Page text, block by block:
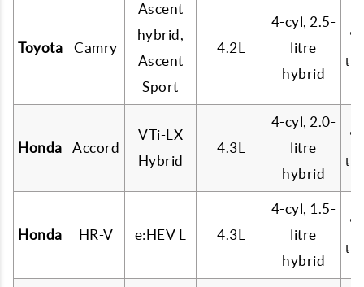
Toyota Camry
Ascent
hybrid,
Ascent
Sport
4.2L
4-cyl, 2.5-
litre
hybrid
น้
เ
Honda Accord
VTi-LX
Hybrid
4.3L
4-cyl, 2.0-
litre
hybrid
น้
เ
Honda HR-V e:HEV L 4.3L
4-cyl, 1.5-
litre
hybrid
น้
เ